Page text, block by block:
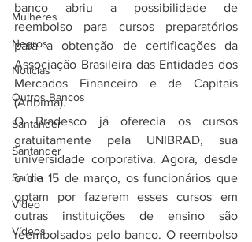
Mulheres
Negros
Notícias
Outros Bancos
Santander
Santander
Saúde
Vídeo
Vídeos
banco abriu a possibilidade de
reembolso para cursos preparatórios
para a obtenção de certificações da
Associação Brasileira das Entidades dos
Mercados Financeiro e de Capitais
(Anbima).
O Bradesco já oferecia os cursos
gratuitamente pela UNIBRAD, sua
universidade corporativa. Agora, desde
o dia 15 de março, os funcionários que
optam por fazerem esses cursos em
outras instituições de ensino são
reembolsados pelo banco. O reembolso